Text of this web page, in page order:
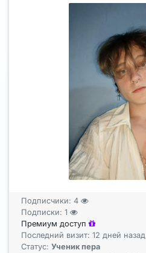
Подписчики: 4
Подписки: 1
Премиум доступ
Последний визит: 12 дней назад
Статус: Ученик пера